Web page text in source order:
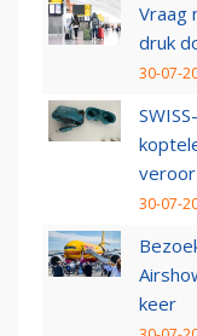
Vraag
druk
30-07-
30-07-
keer